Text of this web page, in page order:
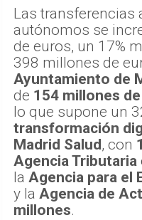
Las transferencias
autónomos se
de euros, un 17%
398 millones de
Ayuntamiento de
de 154 millones
lo que supone un
transformación
Madrid Salud, con
Agencia Tributaria
la Agencia para el
y la Agencia de
millones.